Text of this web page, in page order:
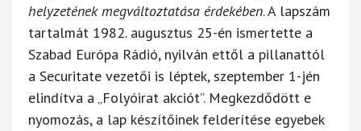
helyzetének megváltoztatása érdekében. A lapszám
tartalmát 1982. augusztus 25-én ismertette a
Szabad Európa Rádió, nyilván ettől a pillanattól
a Securitate vezetői is léptek, szeptember 1-jén
elindítva a „Folyóirat akciót”. Megkezdődött e
nyomozás, a lap készítőinek felderítése egyebek